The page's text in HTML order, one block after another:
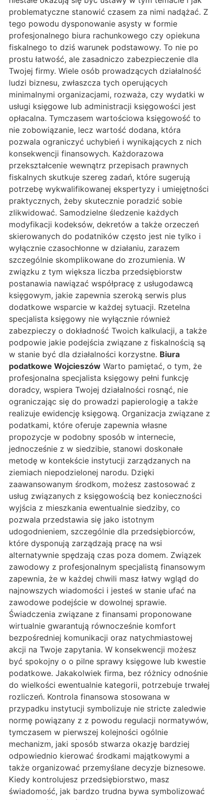
problematyczne stanowić czasem za nimi nadążać. Z
tego powodu dysponowanie asysty w formie
profesjonalnego biura rachunkowego czy opiekuna
fiskalnego to dziś warunek podstawowy. To nie po
prostu łatwość, ale zasadniczo zabezpieczenie dla
Twojej firmy. Wiele osób prowadzących działalność
ludzi biznesu, zwłaszcza tych operujących
minimalnymi organizacjami, rozważa, czy wydatki w
usługi księgowe lub administracji księgowości jest
opłacalna. Tymczasem wartościowa księgowość to
nie zobowiązanie, lecz wartość dodana, która
pozwala ograniczyć uchybień i wynikających z nich
konsekwencji finansowych. Każdorazowa
przekształcenie wewnątrz przepisach prawnych
fiskalnych skutkuje szereg zadań, które sugerują
potrzebę wykwalifikowanej ekspertyzy i umiejętności
praktycznych, żeby skutecznie poradzić sobie
zlikwidować. Samodzielne śledzenie każdych
modyfikacji kodeksów, dekretów a także orzeczeń
skierowanych do podatników często jest nie tylko i
wyłącznie czasochłonne w działaniu, zarazem
szczególnie skomplikowane do zrozumienia. W
związku z tym większa liczba przedsiębiorstw
postanawia nawiązać współpracę z usługodawcą
księgowym, jakie zapewnia szeroką serwis plus
dodatkowe wsparcie w każdej sytuacji. Rzetelna
specjalista księgowy nie wyłącznie również
zabezpieczy o dokładność Twoich kalkulacji, a także
podpowie jakie podejścia związane z fiskalnością są
w stanie być dla działalności korzystne. Biura
podatkowe Wojcieszów Warto pamiętać, o tym, że
profesjonalna specjalista księgowy pełni funkcję
doradcy, wspiera Twojej działalności rosnąć, nie
ograniczając się do prowadzi papierologię a także
realizuje ewidencję księgową. Organizacja związane z
podatkami, które oferuje zapewnia własne
propozycje w podobny sposób w internecie,
jednocześnie z w siedzibie, stanowi doskonałe
metodę w kontekście instytucji zarządzanych na
ziemiach niepodzielonej narodu. Dzięki
zaawansowanym środkom, możesz zastosować z
usług związanych z księgowością bez konieczności
wyjścia z mieszkania ewentualnie siedziby, co
pozwala przedstawia się jako istotnym
udogodnieniem, szczególnie dla przedsiębiorców,
które dysponują zarządzają pracę na wsi
alternatywnie spędzają czas poza domem. Związek
zawodowy z profesjonalnym specjalistą finansowym
zapewnia, że w każdej chwili masz łatwy wgląd do
najnowszych wiadomości i jesteś w stanie ufać na
zawodowe podejście w dowolnej sprawie.
Świadczenia związane z finansami proponowane
wirtualnie gwarantują równocześnie komfort
bezpośredniej komunikacji oraz natychmiastowej
akcji na Twoje zapytania. W konsekwencji możesz
być spokojny o o pilne sprawy księgowe lub kwestie
podatkowe. Jakakolwiek firma, bez różnicy odnośnie
do wielkości ewentualnie kategorii, potrzebuje trwałej
rozliczeń. Kontrola finansowa stosowana w
przypadku instytucji symbolizuje nie stricte zaledwie
normę powiązany z z powodu regulacji normatywów,
tymczasem w pierwszej kolejności ogólnie
mechanizm, jaki sposób stwarza okazję bardziej
odpowiednio kierować środkami majątkowymi a
także organizować przemyślane decyzje biznesowe.
Kiedy kontrolujesz przedsiębiorstwo, masz
świadomość, jak bardzo trudna bywa symbolizować